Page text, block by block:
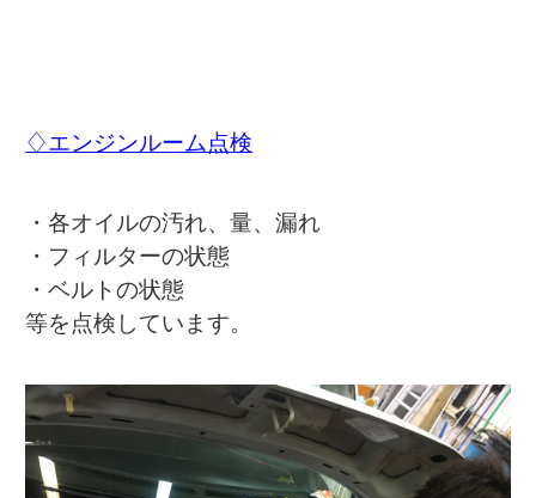
♢エンジンルーム点検
・各オイルの汚れ、量、漏れ
・フィルターの状態
・ベルトの状態
等を点検しています。